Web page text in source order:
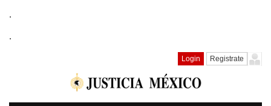
.
.
Login Registrate